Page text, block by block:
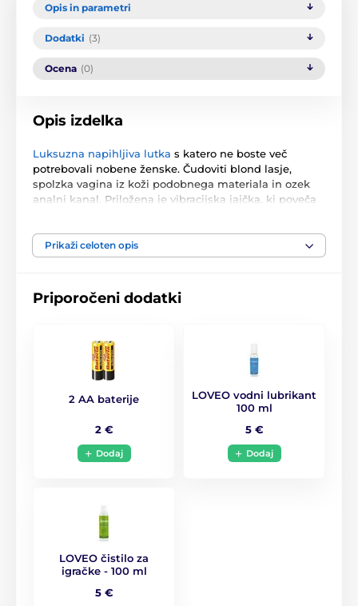
Opis in parametri
Dodatki (3)
Ocena (0)
Opis izdelka
Luksuzna napihljiva lutka s katero ne boste več
potrebovali nobene ženske. Čudoviti blond lasje,
spolzka vagina iz koži podobnega materiala in ozek
analni kanal. Priložena je vibracijska jajčka, ki poveča
puder in vrečo za lažje shranjevanje.
Izdelek je uvrščen v kategorijah
ZA MOŠKE Napihljive punčke
Realistične device
Prikaži celoten opis
Priporočeni dodatki
2 AA baterije
2 €
Dodaj
LOVEO vodni lubrikant
100 ml
5 €
Dodaj
LOVEO čistilo za
igračke - 100 ml
5 €